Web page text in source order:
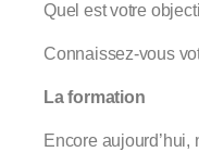
Quel est votre
Connaissez-vous
La formation
Encore